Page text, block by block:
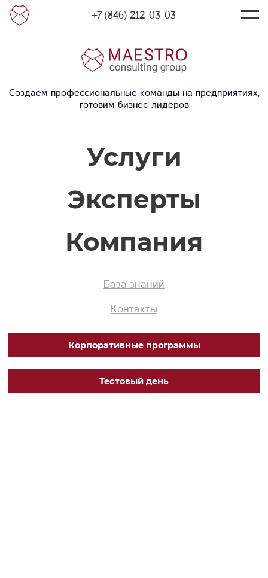
+7 (846) 212-03-03
Создаем профессиональные команды на предприятиях,
готовим бизнес-лидеров
База знаний
Контакты
Корпоративные программы
Тестовый день
Услуги
Эксперты
Компания